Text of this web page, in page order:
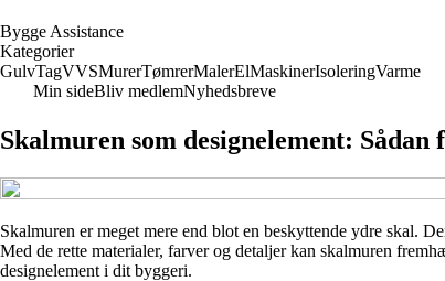
Bygge Assistance
Kategorier
GulvTagVVSMurerTømrerMalerElMaskinerIsoleringVarme
Min sideBliv medlemNyhedsbreve
Skalmuren som designelement:
Skalmuren er meget mere end blot en beskyttende ydre skal.
Med de rette materialer, farver og detaljer kan skalmuren
designelement i dit byggeri.